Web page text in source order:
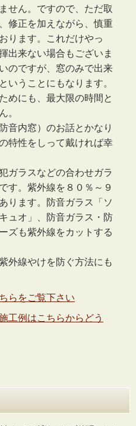
せん。ですので、ただ取
修正を加えながら、慎重
ります。これだけやっ
出来ない場合もございま
のですが、窓のみで出来
いうことにもなります。
めにも、最大限の時間と
。
音内窓）のお話とかなり
特性をしって戴ければ幸
ガラスなどの合わせガラ
す。紫外線を８０％～９
ります。防音ガラス「ソ
ュオ」、防音ガラス・防
ズも紫外線をカットする
外線やけを防ぐ方法にも
らをご覧下さい
工例はこちらからどう